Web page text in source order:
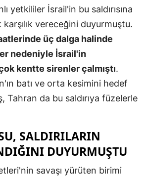
Konya
Kütahya
Malatya
Manisa
Muş
Nevşehir
yetkililer İsrail'in bu saldırısına
vereceğini duyurmuştu.
üç dalga halinde
nedeniyle İsrail'in
kentte sirenler çalmıştı.
batı ve orta kesimini hedef
Tahran da bu saldırıya füzelerle
SALDIRILARIN
DUYURMUŞTU
savaşı yürüten birimi